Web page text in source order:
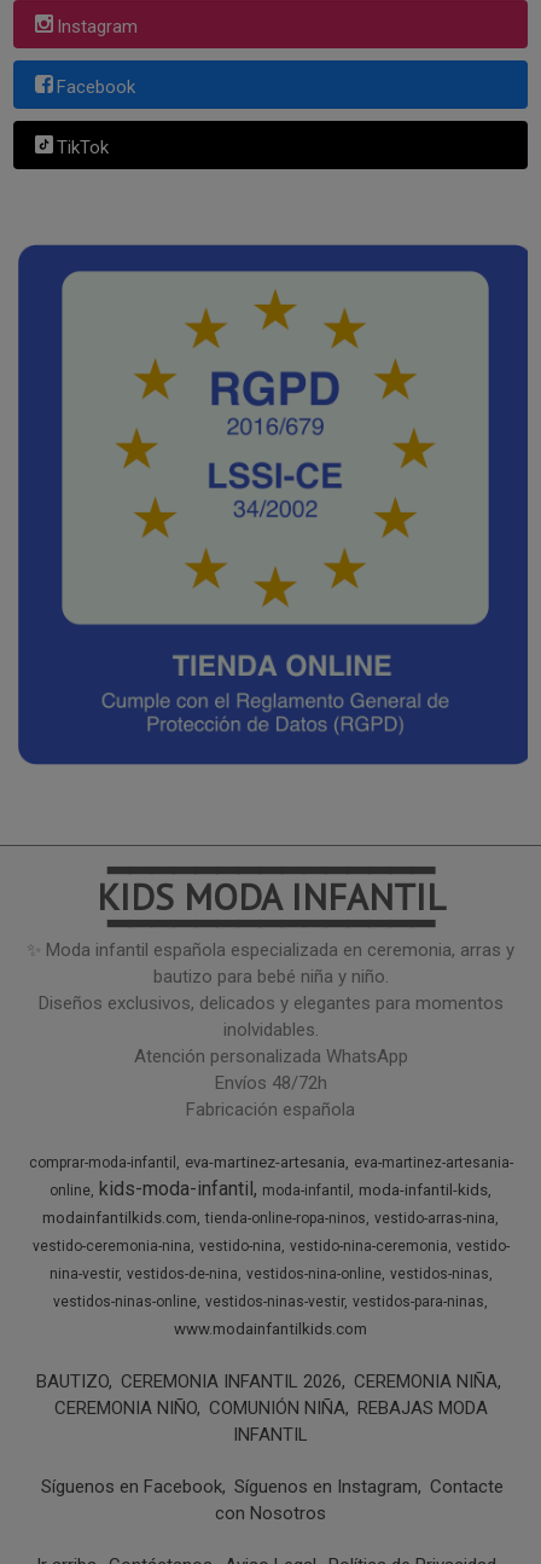
Instagram
Facebook
TikTok
━━━━━━━━━━━━━━━
KIDS MODA INFANTIL
━━━━━━━━━━━━━━━
✨ Moda infantil española especializada en ceremonia, arras y
bautizo para bebé niña y niño.
Diseños exclusivos, delicados y elegantes para momentos
inolvidables.
Atención personalizada WhatsApp
Envíos 48/72h
Fabricación española
comprar-moda-infantil eva-martinez-artesania
eva-martinez-artesania-
online kids-moda-infantil moda-infantil
moda-infantil-kids
modainfantilkids.com tienda-online-ropa-ninos vestido-arras-nina
vestido-ceremonia-nina vestido-nina vestido-nina-ceremonia vestido-
nina-vestir vestidos-de-nina vestidos-nina-online vestidos-ninas
vestidos-ninas-online vestidos-ninas-vestir vestidos-para-ninas
www.modainfantilkids.com
BAUTIZO CEREMONIA INFANTIL 2026
CEREMONIA NIÑA
CEREMONIA NIÑO COMUNIÓN NIÑA REBAJAS MODA
INFANTIL
Síguenos en Facebook Síguenos en Instagram
Contacte
con Nosotros